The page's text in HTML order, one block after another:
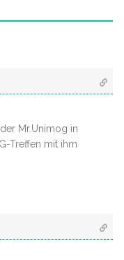
Mr.Unimog in
Treffen mit ihm